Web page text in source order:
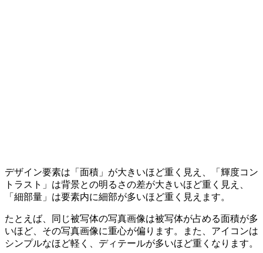
デザイン要素は「面積」が大きいほど重く見え、「輝度コン
トラスト」は背景との明るさの差が大きいほど重く見え、
「細部量」は要素内に細部が多いほど重く見えます。
たとえば、同じ被写体の写真画像は被写体が占める面積が多
いほど、その写真画像に重心が偏ります。また、アイコンは
シンプルなほど軽く、ディテールが多いほど重くなります。